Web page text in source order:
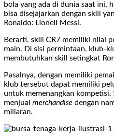
bola yang ada di dunia saat ini,
bisa disejajarkan dengan skill
Ronaldo: Lionell Messi.
Berarti, skill CR7 memiliki nilai
main. Di sisi permintaan, klub-
membutuhkan skill setingkat
Pasalnya, dengan memiliki
klub tersebut dapat memiliki
untuk memenangkan
menjual merchandise dengan
miliaran.